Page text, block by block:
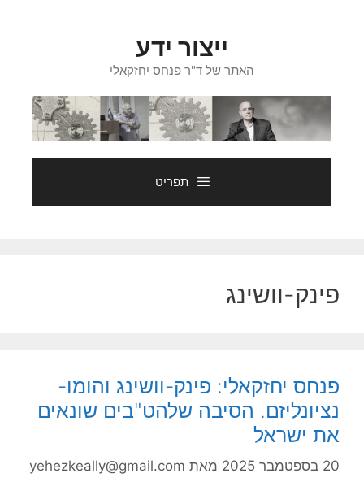
ייצור ידע
האתר של ד"ר פנחס יחזקאלי
תפריט
פינק-וושינג
פנחס יחזקאלי: פינק-וושינג והומו-
נציונליזם. הסיבה שלהט"בים שונאים
את ישראל
20 בספטמבר 2025 מאת yehezkeally@gmail.com